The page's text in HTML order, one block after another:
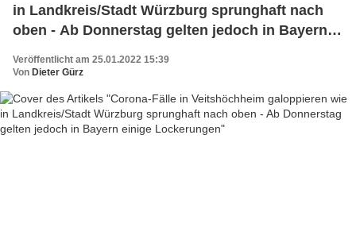
in Landkreis/Stadt Würzburg sprunghaft nach
oben - Ab Donnerstag gelten jedoch in Bayern
Veröffentlicht am 25.01.2022 15:39
Von Dieter Gürz